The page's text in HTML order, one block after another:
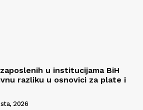
u institucijama BiH
razliku u osnovici za plate i
2026